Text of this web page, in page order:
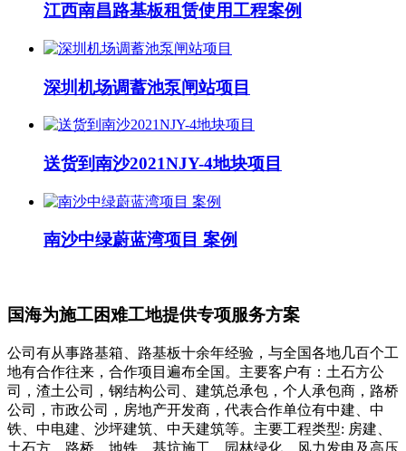
江西南昌路基板租赁使用工程案例
深圳机场调蓄池泵闸站项目
送货到南沙2021NJY-4地块项目
南沙中绿蔚蓝湾项目 案例
国海为施工困难工地提供专项服务方案
公司有从事路基箱、路基板十余年经验，与全国各地几百个工
地有合作往来，合作项目遍布全国。主要客户有：土石方公
司，渣土公司，钢结构公司、建筑总承包，个人承包商，路桥
公司，市政公司，房地产开发商，代表合作单位有中建、中
铁、中电建、沙坪建筑、中天建筑等。主要工程类型: 房建、
土石方、路桥、地铁、基坑施工、园林绿化、风力发电及高压